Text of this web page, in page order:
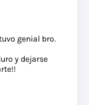
genial bro.
y dejarse